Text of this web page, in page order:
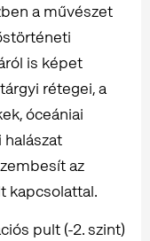
a művészet
is képet
rétegei, a
óceániai
halászat
az
kapcsolattal.
pult (-2. szint)